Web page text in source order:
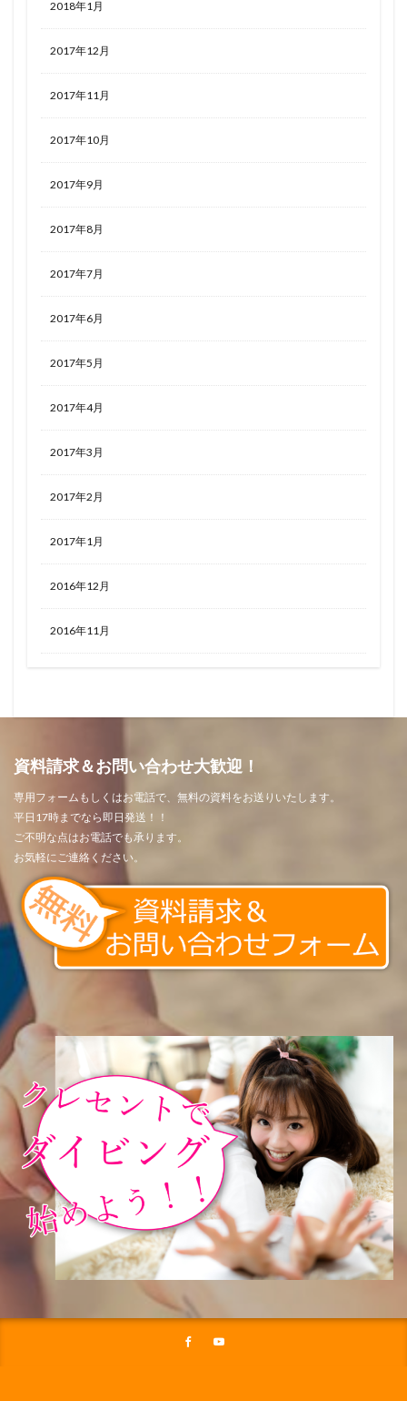
2018年1月
2017年12月
2017年11月
2017年10月
2017年9月
2017年8月
2017年7月
2017年6月
2017年5月
2017年4月
2017年3月
2017年2月
2017年1月
2016年12月
2016年11月
資料請求＆お問い合わせ大歓迎！
専用フォームもしくはお電話で、無料の資料をお送りいたします。
平日17時までなら即日発送！！
ご不明な点はお電話でも承ります。
お気軽にご連絡ください。